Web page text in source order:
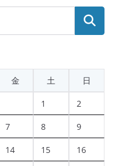
金 土 日
1 2
7 8 9
14 15 16